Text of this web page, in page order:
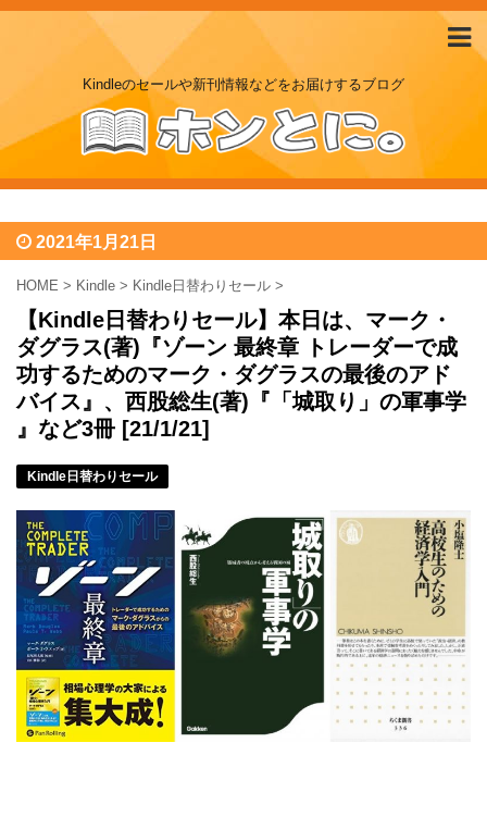
Kindleのセールや新刊情報などをお届けするブログ
2021年1月21日
HOME > Kindle > Kindle日替わりセール >
【Kindle日替わりセール】本日は、マーク・
ダグラス(著)『ゾーン 最終章 トレーダーで成
功するためのマーク・ダグラスの最後のアド
バイス』、西股総生(著)『「城取り」の軍事学
』など3冊 [21/1/21]
Kindle日替わりセール